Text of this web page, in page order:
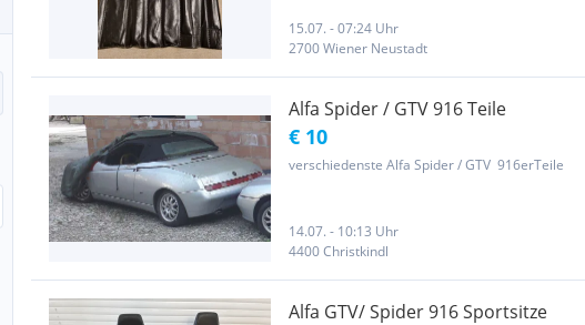
15.07. - 07:24 Uhr
2700 Wiener Neustadt
Alfa Spider / GTV 916 Teile
€ 10
verschiedenste Alfa Spider / GTV 916erTeile
14.07. - 10:13 Uhr
4400 Christkindl
Alfa GTV/ Spider 916 Sportsitze